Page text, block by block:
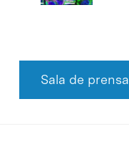
Sala de prensa